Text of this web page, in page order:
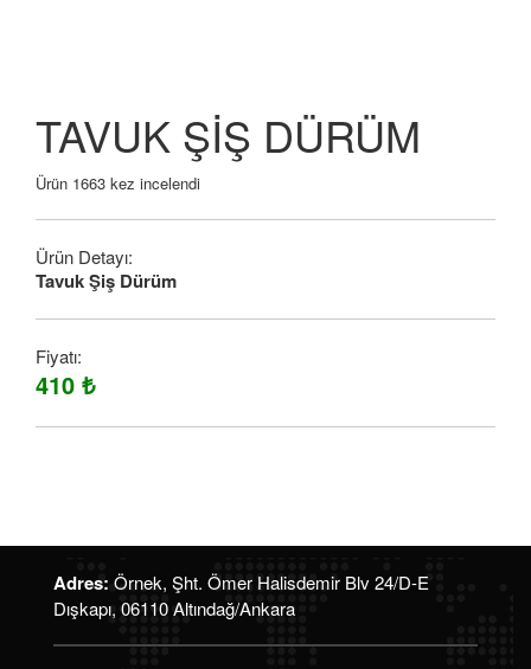
TAVUK ŞİŞ DÜRÜM
Ürün 1663 kez incelendi
Ürün Detayı:
Tavuk Şiş Dürüm
Fiyatı:
410 ₺
Adres: Örnek, Şht. Ömer Halisdemir Blv 24/D-E
Dışkapı, 06110 Altındağ/Ankara